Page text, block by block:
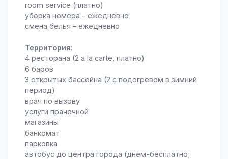
room service (платно)
уборка номера – ежедневно
смена белья – ежедневно
Территория:
4 ресторана (2 a la carte, платно)
6 баров
3 открытых бассейна (2 с подогревом в зимний
период)
врач по вызову
услуги прачечной
магазины
банкомат
парковка
автобус до центра города (днем-бесплатно;